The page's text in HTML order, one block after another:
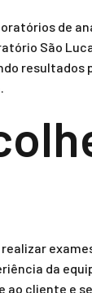
de
São
resultados
da
ao cliente e